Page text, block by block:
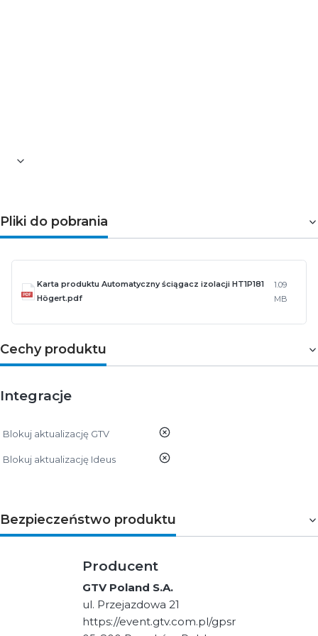
Pliki do pobrania
Karta produktu Automatyczny ściągacz izolacji HT1P181
Högert.pdf
1.09
MB
Cechy produktu
Integracje
Blokuj aktualizację GTV nie
Blokuj aktualizację Ideus nie
Bezpieczeństwo produktu
Producent
GTV Poland S.A.
ul. Przejazdowa 21
https://event.gtv.com.pl/gpsr